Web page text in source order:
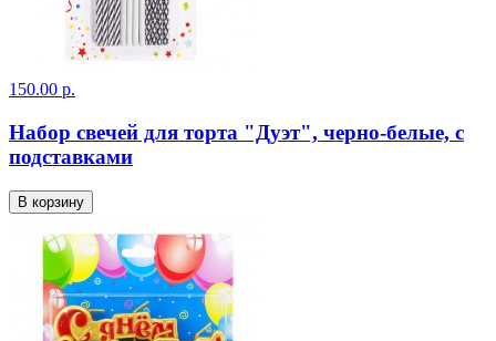
150.00 р.
Набор свечей для торта "Дуэт", черно-белые, с
подставками
В корзину